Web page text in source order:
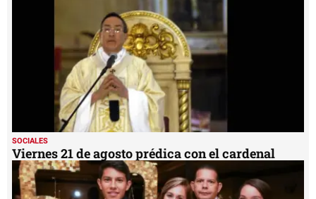
SOCIALES
Viernes 21 de agosto prédica con el cardenal